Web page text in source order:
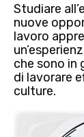
Studiare
nuove
lavoro
che sono in
di lavorare
culture.